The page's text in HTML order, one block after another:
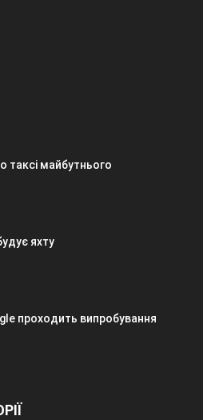
таксі майбутнього
яхту
проходить випробування